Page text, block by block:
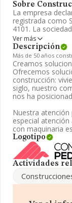
Sobre
La empresa
registrada como
4101. La
Dentro del
facturación de la
sectorial
las siguientes
deSánchez J.
posicionado
259.938 al
Sur S.LyEsfera
Agents S.Ly
ha mejorado de
Su teléfono es
La empresa
domicilio social
municipio de
En relación con
Ver más
Descripción
Más de 50 años
Creamos
Ofrecemos
construcción:
siglo, nuestro
nos ha
Nuestra
especial
con maquinaria
Logotipo
Actividades